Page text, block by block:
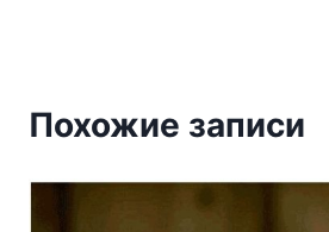
Похожие записи